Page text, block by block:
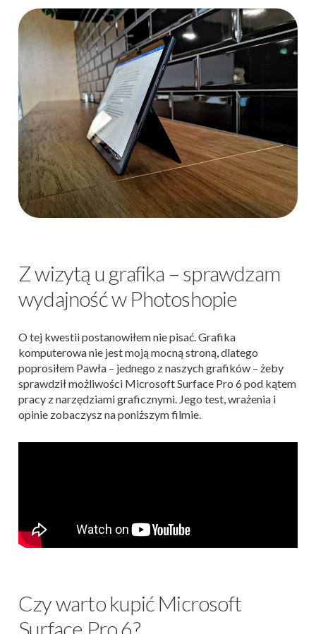
Z wizytą u grafika – sprawdzam
wydajność w Photoshopie
O tej kwestii postanowiłem nie pisać. Grafika
komputerowa nie jest moją mocną stroną, dlatego
poprosiłem Pawła – jednego z naszych grafików – żeby
sprawdził możliwości Microsoft Surface Pro 6 pod kątem
pracy z narzędziami graficznymi. Jego test, wrażenia i
opinie zobaczysz na poniższym filmie.
Czy warto kupić Microsoft
Surface Pro 6?